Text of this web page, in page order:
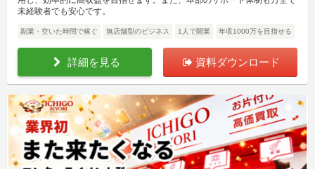
未経験者でも安心です。
副業・空いた時間で稼ぐ 無店舗型のビジネス 1人で開業 年収1000万を目指せる
詳細を見る 資料ダウンロード